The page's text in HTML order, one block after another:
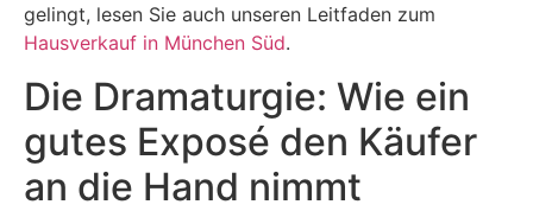
gelingt, lesen Sie auch unseren Leitfaden zum
Hausverkauf in München Süd.
Die Dramaturgie: Wie ein
gutes Exposé den Käufer
an die Hand nimmt